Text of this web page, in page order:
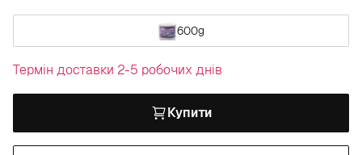
600g
Термін доставки 2-5 робочих днів
Купити